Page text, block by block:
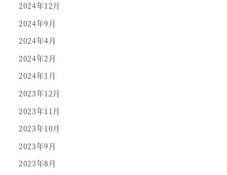
2024年12月
2024年9月
2024年4月
2024年2月
2024年1月
2023年12月
2023年11月
2023年10月
2023年9月
2023年8月